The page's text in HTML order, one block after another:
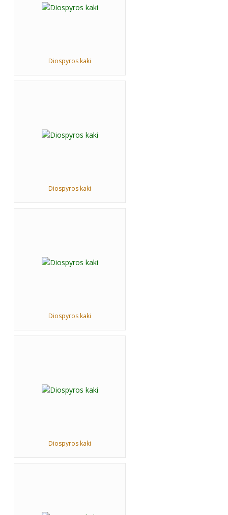
Diospyros kaki
Diospyros kaki
Diospyros kaki
Diospyros kaki